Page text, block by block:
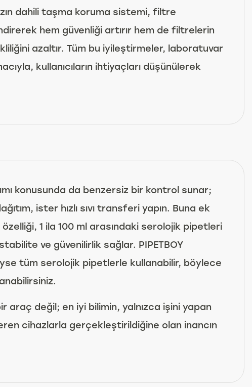
dahili taşma koruma sistemi, filtre
hem güvenliği artırır hem de filtrelerin
azaltır. Tüm bu iyileştirmeler, laboratuvar
kullanıcıların ihtiyaçları düşünülerek
konusunda da benzersiz bir kontrol sunar;
ister hızlı sıvı transferi yapın. Buna ek
özelliği, 1 ila 100 ml arasındaki serolojik pipetleri
ve güvenilirlik sağlar. PIPETBOY
tüm serolojik pipetlerle kullanabilir, böylece
araç değil; en iyi bilimin, yalnızca işini yapan
cihazlarla gerçekleştirildiğine olan inancın